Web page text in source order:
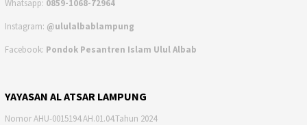
Whatsapp: 0859-1068-72964
Instagram: @ululalbablampung
Facebook: Pondok Pesantren Islam Ulul Albab
YAYASAN AL ATSAR LAMPUNG
Nomor AHU-0015194.AH.01.04.Tahun 2024